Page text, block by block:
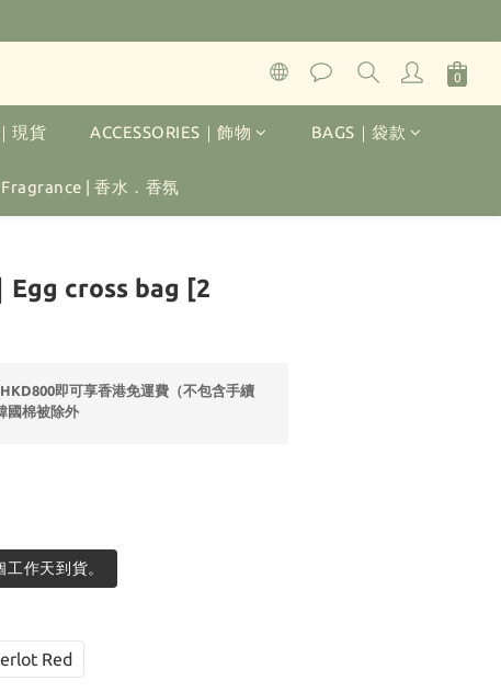
現貨 ACCESSORIES｜飾物 BAGS｜袋款
| 香水．香氛
Egg cross bag [2
即可享香港免運費（不包含手續
國棉被除外
作天到貨。
Red